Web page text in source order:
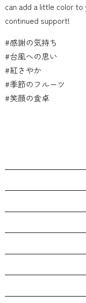
can add a little color
continued support!
#感謝の気持ち
#台風への思い
#紅さやか
#季節のフルーツ
#笑顔の食卓